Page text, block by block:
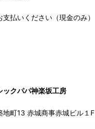
払いください（現金のみ）
ックパパ神楽坂工房
地町13 赤城商事赤城ビル１F